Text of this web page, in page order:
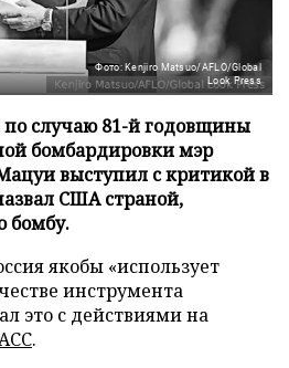
Фото: Kenjiro Matsuo/AFLO/Global
Look Press
случаю 81-й годовщины
бомбардировки мэр
выступил с критикой в
США страной,
бомбу.
якобы «использует
инструмента
это с действиями на
.